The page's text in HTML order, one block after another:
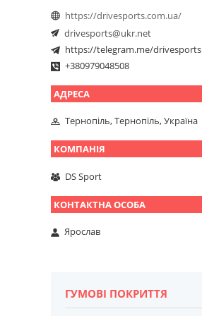
https://drivesports.com.ua/
drivesports@ukr.net
https://telegram.me/drivesports
+380979048508
Тернопіль, Тернопіль, Україна
DS Sport
Ярослав
ГУМОВІ ПОКРИТТЯ